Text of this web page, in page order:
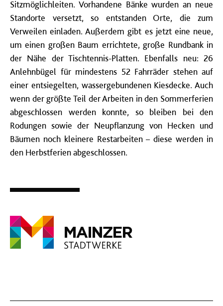
Sitzmöglichleiten. Vorhandene Bänke wurden an neue
Standorte versetzt, so entstanden Orte, die zum
Verweilen einladen. Außerdem gibt es jetzt eine neue,
um einen großen Baum errichtete, große Rundbank in
der Nähe der Tischtennis-Platten. Ebenfalls neu: 26
Anlehnbügel für mindestens 52 Fahrräder stehen auf
einer entsiegelten, wassergebundenen Kiesdecke. Auch
wenn der größte Teil der Arbeiten in den Sommerferien
abgeschlossen werden konnte, so bleiben bei den
Rodungen sowie der Neupflanzung von Hecken und
Bäumen noch kleinere Restarbeiten – diese werden in
den Herbstferien abgeschlossen.